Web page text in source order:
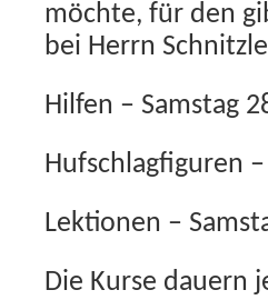
möchte, für den
bei Herrn
Hilfen – Samstag
Hufschlagfiguren
Lektionen –
Die Kurse dauern